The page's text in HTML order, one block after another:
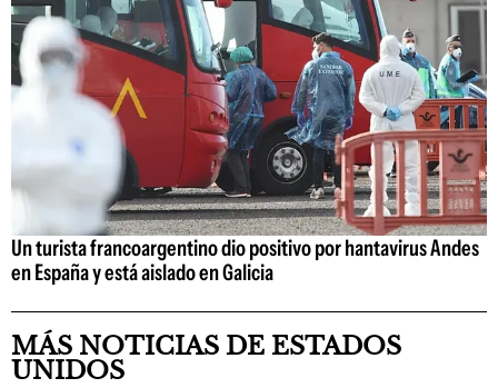
Un turista francoargentino dio positivo por hantavirus Andes
en España y está aislado en Galicia
MÁS NOTICIAS DE ESTADOS
UNIDOS